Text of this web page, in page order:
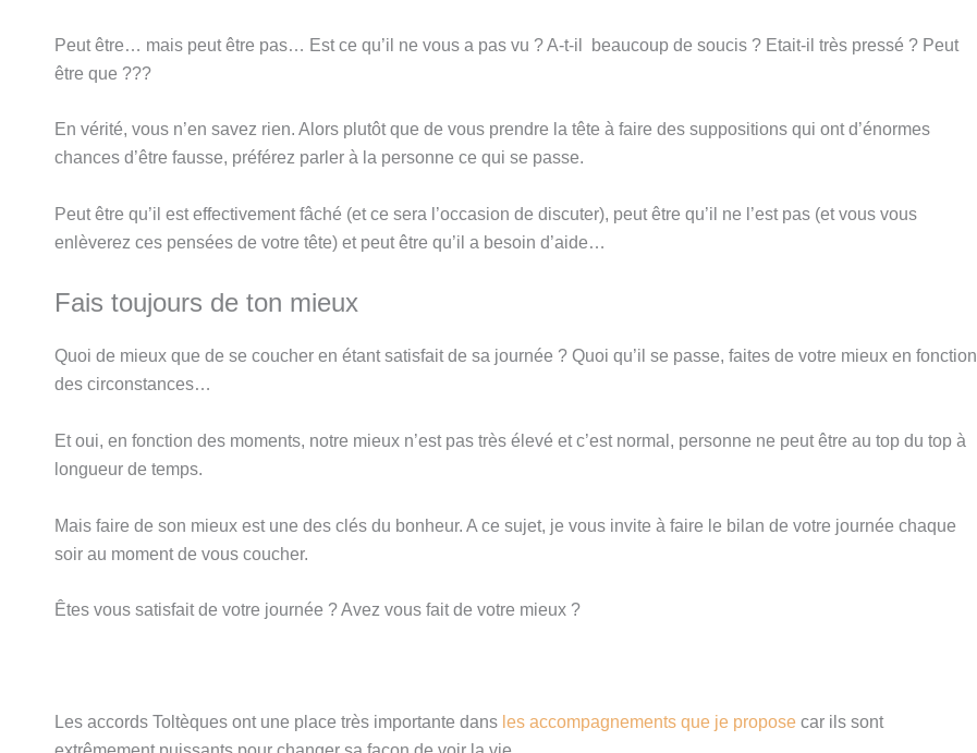
Peut être… mais peut être pas… Est ce qu’il ne vous a pas vu ? A-t-il beaucoup de soucis ? Etait-il très pressé ? Peut
être que ???
En vérité, vous n’en savez rien. Alors plutôt que de vous prendre la tête à faire des suppositions qui ont d’énormes
chances d’être fausse, préférez parler à la personne ce qui se passe.
Peut être qu’il est effectivement fâché (et ce sera l’occasion de discuter), peut être qu’il ne l’est pas (et vous vous
enlèverez ces pensées de votre tête) et peut être qu’il a besoin d’aide…
Fais toujours de ton mieux
Quoi de mieux que de se coucher en étant satisfait de sa journée ? Quoi qu’il se passe, faites de votre mieux en fonction
des circonstances…
Et oui, en fonction des moments, notre mieux n’est pas très élevé et c’est normal, personne ne peut être au top du top à
longueur de temps.
Mais faire de son mieux est une des clés du bonheur. A ce sujet, je vous invite à faire le bilan de votre journée chaque
soir au moment de vous coucher.
Êtes vous satisfait de votre journée ? Avez vous fait de votre mieux ?
Les accords Toltèques ont une place très importante dans les accompagnements que je propose car ils sont